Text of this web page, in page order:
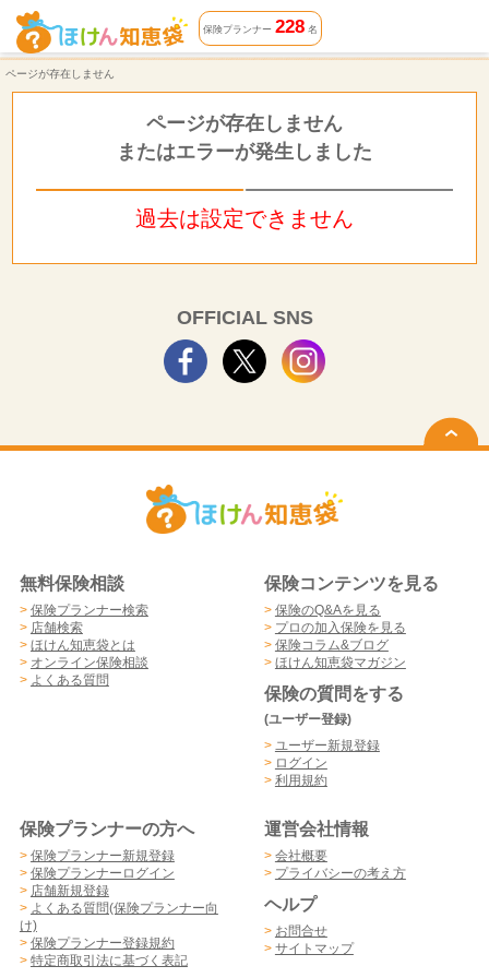
ページが存在しません | ほけん知恵袋
保険プランナー 228名
ページが存在しません
ページが存在しません
またはエラーが発生しました
過去は設定できません
OFFICIAL SNS
無料保険相談
> 保険プランナー検索
> 店舗検索
> ほけん知恵袋とは
> オンライン保険相談
> よくある質問
保険コンテンツを見る
> 保険のQ&Aを見る
> プロの加入保険を見る
> 保険コラム&ブログ
> ほけん知恵袋マガジン
保険の質問をする
(ユーザー登録)
> ユーザー新規登録
> ログイン
> 利用規約
保険プランナーの方へ
> 保険プランナー新規登録
> 保険プランナーログイン
> 店舗新規登録
> よくある質問(保険プランナー向
け)
> 保険プランナー登録規約
> 特定商取引法に基づく表記
運営会社情報
> 会社概要
> プライバシーの考え方
ヘルプ
> お問合せ
> サイトマップ